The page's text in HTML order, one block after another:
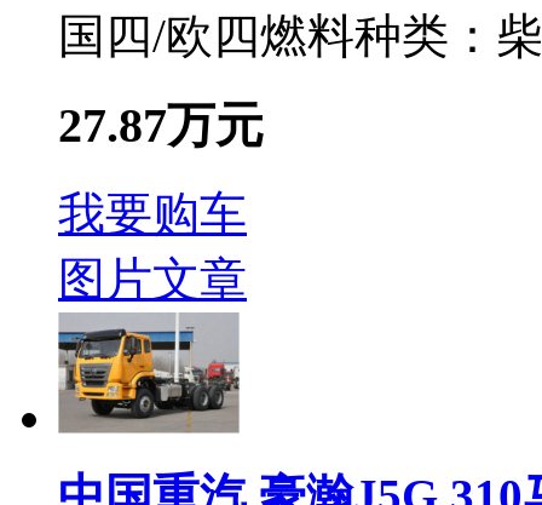
国四/欧四燃料种类：
27.87万元
我要购车
图片文章